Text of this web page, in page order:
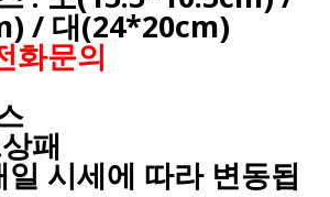
/ 대(24*20cm)
화문의
패
시세에 따라 변동됩